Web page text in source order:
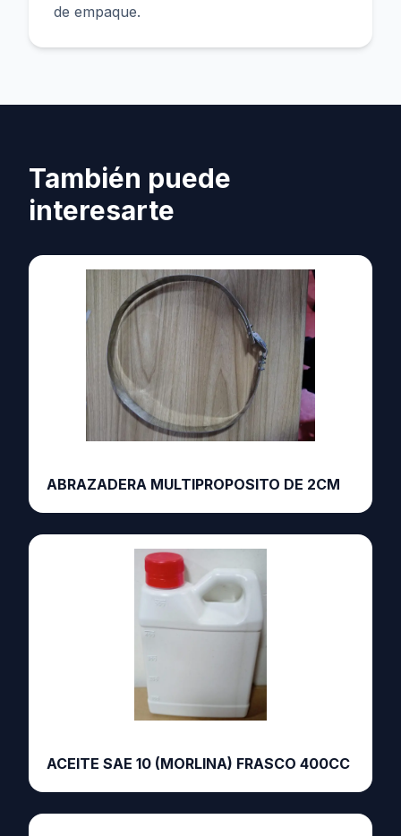
de empaque.
También puede
interesarte
ABRAZADERA MULTIPROPOSITO DE 2CM
ACEITE SAE 10 (MORLINA) FRASCO 400CC